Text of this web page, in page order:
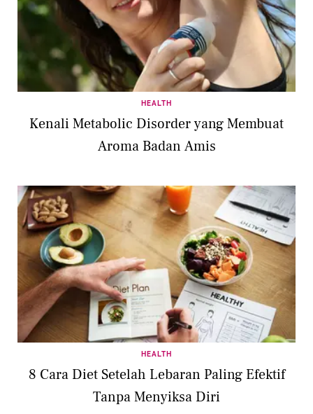
HEALTH
Kenali Metabolic Disorder yang Membuat
Aroma Badan Amis
HEALTH
8 Cara Diet Setelah Lebaran Paling Efektif
Tanpa Menyiksa Diri